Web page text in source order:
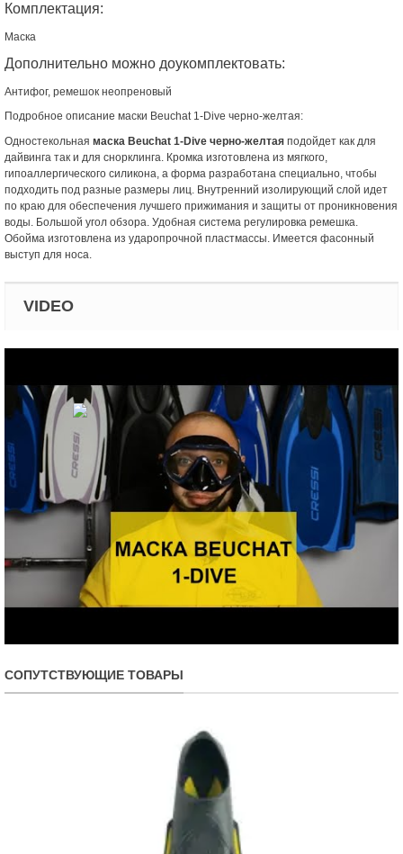
Комплектация:
Маска
Дополнительно можно доукомплектовать:
Антифог, ремешок неопреновый
Подробное описание маски Beuchat 1-Dive черно-желтая:
Одностекольная маска Beuchat 1-Dive черно-желтая подойдет как для
дайвинга так и для снорклинга. Кромка изготовлена из мягкого,
гипоаллергического силикона, а форма разработана специально, чтобы
подходить под разные размеры лиц. Внутренний изолирующий слой идет
по краю для обеспечения лучшего прижимания и защиты от проникновения
воды. Большой угол обзора. Удобная система регулировка ремешка.
Обойма изготовлена из ударопрочной пластмассы. Имеется фасонный
выступ для носа.
VIDEO
СОПУТСТВУЮЩИЕ ТОВАРЫ